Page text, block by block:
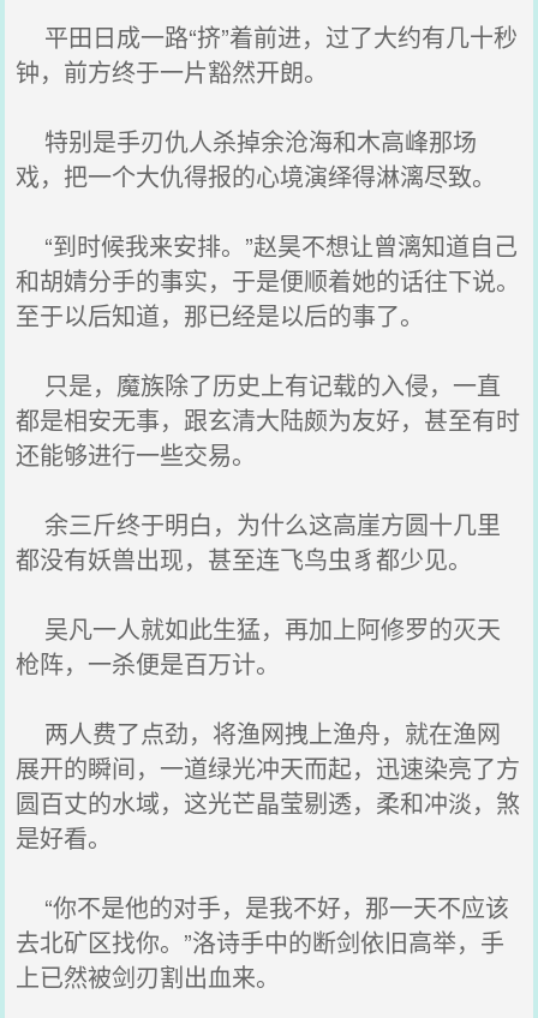
平田日成一路“挤”着前进，过了大约有几十秒
钟，前方终于一片豁然开朗。
特别是手刃仇人杀掉余沧海和木高峰那场
戏，把一个大仇得报的心境演绎得淋漓尽致。
“到时候我来安排。”赵昊不想让曾漓知道自己
和胡婧分手的事实，于是便顺着她的话往下说。
至于以后知道，那已经是以后的事了。
只是，魔族除了历史上有记载的入侵，一直
都是相安无事，跟玄清大陆颇为友好，甚至有时
还能够进行一些交易。
余三斤终于明白，为什么这高崖方圆十几里
都没有妖兽出现，甚至连飞鸟虫豸都少见。
吴凡一人就如此生猛，再加上阿修罗的灭天
枪阵，一杀便是百万计。
两人费了点劲，将渔网拽上渔舟，就在渔网
展开的瞬间，一道绿光冲天而起，迅速染亮了方
圆百丈的水域，这光芒晶莹剔透，柔和冲淡，煞
是好看。
“你不是他的对手，是我不好，那一天不应该
去北矿区找你。”洛诗手中的断剑依旧高举，手
上已然被剑刃割出血来。